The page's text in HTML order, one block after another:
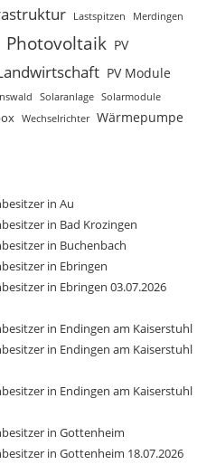
Lastspitzen Merdingen
Photovoltaik PV
PV Module
Solaranlage Solarmodule
Wechselrichter Wärmepumpe
in Au
in Bad Krozingen
in Buchenbach
in Ebringen
in Ebringen 03.07.2026
in Endingen am Kaiserstuhl
in Endingen am Kaiserstuhl
in Endingen am Kaiserstuhl
in Gottenheim
in Gottenheim 18.07.2026